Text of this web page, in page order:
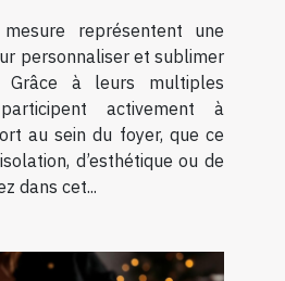
représentent une
personnaliser et sublimer
Grâce à leurs multiples
activement à
au sein du foyer, que ce
d’esthétique ou de
dans cet...